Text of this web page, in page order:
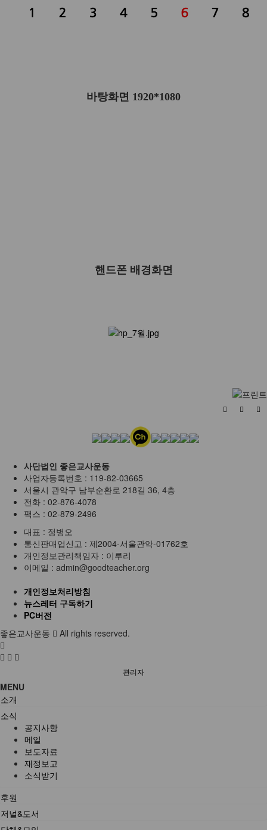
바탕화면 1920*1080
핸드폰 배경화면
사단법인 좋은교사운동
사업자등록번호 : 119-82-03665
서울시 관악구 남부순환로 218길 36, 4층
전화 : 02-876-4078
팩스 : 02-879-2496
대표 : 정병오
통신판매업신고 : 제2004-서울관악-01762호
개인정보관리책임자 : 이루리
이메일 : admin@goodteacher.org
개인정보처리방침
뉴스레터 구독하기
PC버전
좋은교사운동
All rights reserved.
관리자
MENU
소개
소식
공지사항
메일
보도자료
재정보고
소식받기
후원
저널&도서